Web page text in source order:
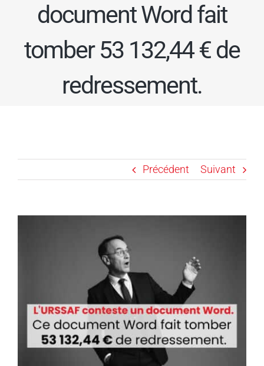
document Word fait
tomber 53 132,44 € de
redressement.
Précédent Suivant